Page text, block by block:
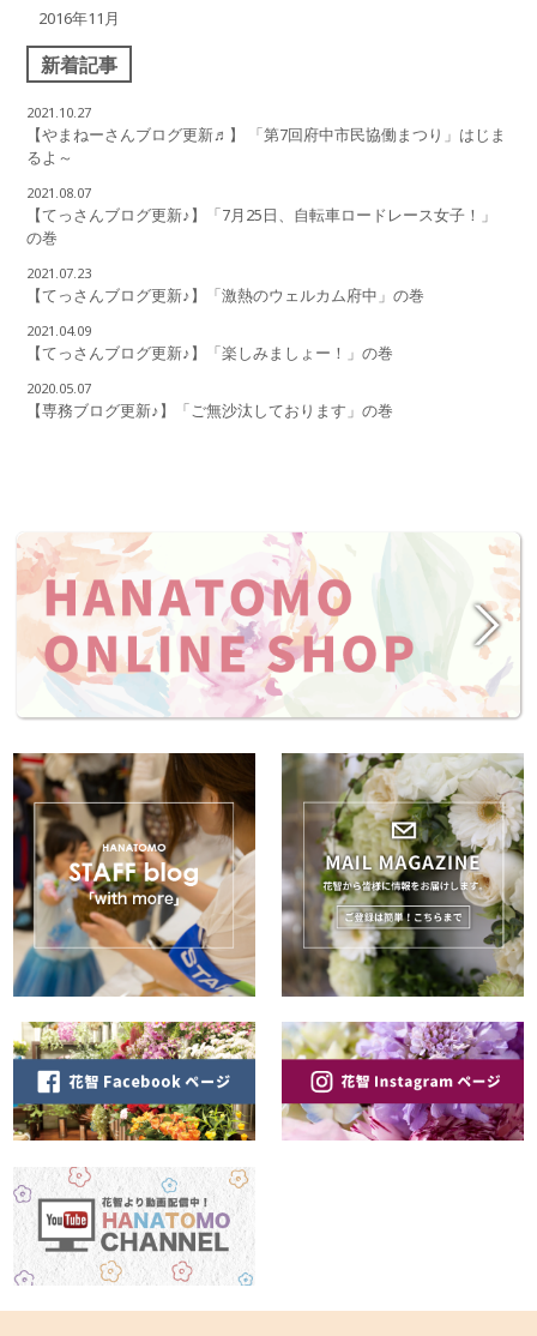
2016年11月
新着記事
2021.10.27
【やまねーさんブログ更新♬】 「第7回府中市民協働まつり」はじま
るよ～
2021.08.07
【てっさんブログ更新♪】「7月25日、自転車ロードレース女子！」
の巻
2021.07.23
【てっさんブログ更新♪】「激熱のウェルカム府中」の巻
2021.04.09
【てっさんブログ更新♪】「楽しみましょー！」の巻
2020.05.07
【専務ブログ更新♪】「ご無沙汰しております」の巻